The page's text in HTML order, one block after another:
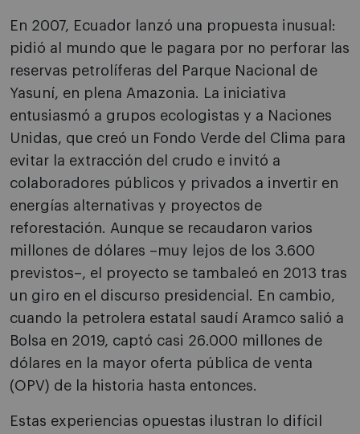
En 2007, Ecuador lanzó una propuesta inusual:
pidió al mundo que le pagara por no perforar las
reservas petrolíferas del Parque Nacional de
Yasuní, en plena Amazonia. La iniciativa
entusiasmó a grupos ecologistas y a Naciones
Unidas, que creó un Fondo Verde del Clima para
evitar la extracción del crudo e invitó a
colaboradores públicos y privados a invertir en
energías alternativas y proyectos de
reforestación. Aunque se recaudaron varios
millones de dólares –muy lejos de los 3.600
previstos–, el proyecto se tambaleó en 2013 tras
un giro en el discurso presidencial. En cambio,
cuando la petrolera estatal saudí Aramco salió a
Bolsa en 2019, captó casi 26.000 millones de
dólares en la mayor oferta pública de venta
(OPV) de la historia hasta entonces.
Estas experiencias opuestas ilustran lo difícil